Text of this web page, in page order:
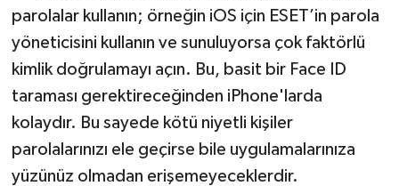
parolalar kullanın; örneğin iOS için ESET’in parola
yöneticisini kullanın ve sunuluyorsa çok faktörlü
kimlik doğrulamayı açın. Bu, basit bir Face ID
taraması gerektireceğinden iPhone'larda
kolaydır. Bu sayede kötü niyetli kişiler
parolalarınızı ele geçirse bile uygulamalarınıza
yüzünüz olmadan erişemeyeceklerdir.